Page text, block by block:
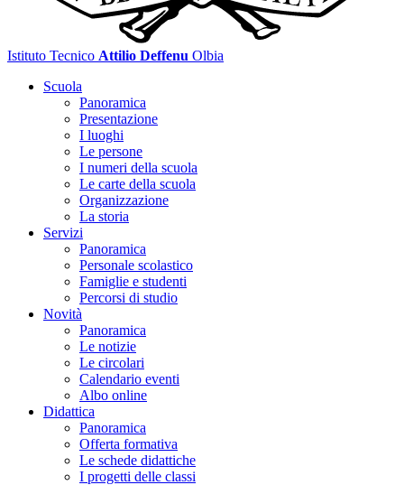
Istituto Tecnico Attilio Deffenu Olbia
Scuola
Panoramica
Presentazione
I luoghi
Le persone
I numeri della scuola
Le carte della scuola
Organizzazione
La storia
Servizi
Panoramica
Personale scolastico
Famiglie e studenti
Percorsi di studio
Novità
Panoramica
Le notizie
Le circolari
Calendario eventi
Albo online
Didattica
Panoramica
Offerta formativa
Le schede didattiche
I progetti delle classi